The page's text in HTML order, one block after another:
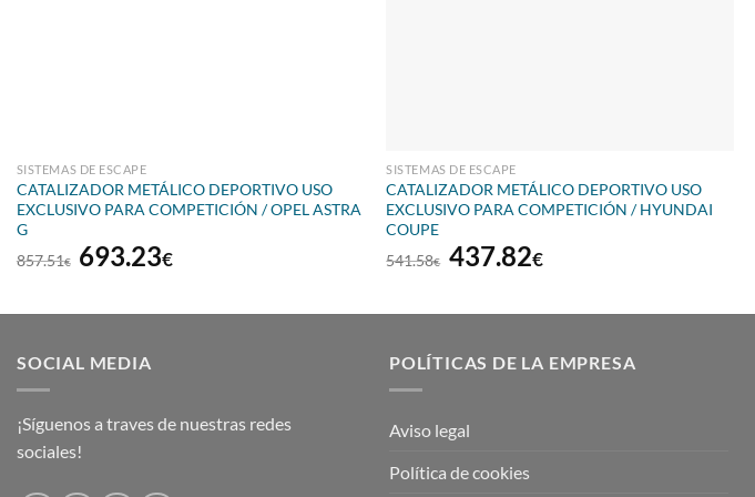
SISTEMAS DE ESCAPE
CATALIZADOR METÁLICO DEPORTIVO USO
EXCLUSIVO PARA COMPETICIÓN / OPEL ASTRA
G
857.51€
El
original
857.51€.
693.23€El
actual
SISTEMAS DE ESCAPE
CATALIZADOR METÁLICO DEPORTIVO USO
EXCLUSIVO PARA COMPETICIÓN / HYUNDAI
COUPE
541.58€
El
original
541.58€.
437.82€El
actual
437.82€.
SOCIAL MEDIA
¡Síguenos a traves de nuestras redes
sociales!
POLÍTICAS DE LA EMPRESA
Aviso legal
Política de cookies